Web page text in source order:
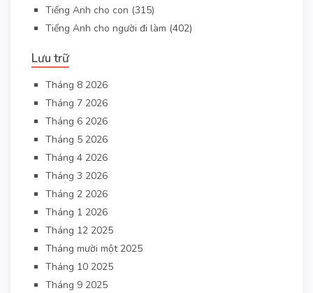
Tiếng Anh cho con (315)
Tiếng Anh cho người đi làm (402)
Lưu trữ
Tháng 8 2026
Tháng 7 2026
Tháng 6 2026
Tháng 5 2026
Tháng 4 2026
Tháng 3 2026
Tháng 2 2026
Tháng 1 2026
Tháng 12 2025
Tháng mười một 2025
Tháng 10 2025
Tháng 9 2025